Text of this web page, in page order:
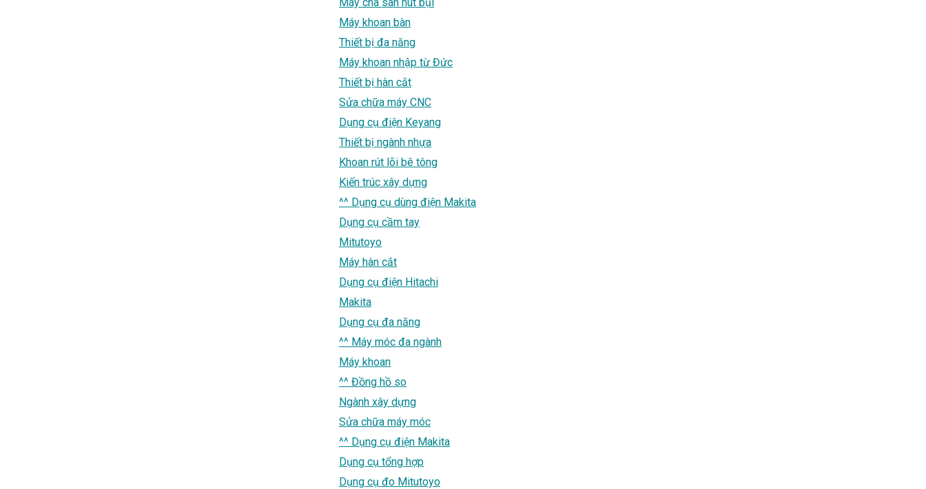
Máy khoan bàn
Thiết bị đa năng
Máy khoan nhập từ Đức
Thiết bị hàn cắt
Sửa chữa máy CNC
Dụng cụ điện Keyang
Thiết bị ngành nhựa
Khoan rút lõi bê tông
Kiến trúc xây dựng
^^ Dụng cụ dùng điện Makita
Dụng cụ cầm tay
Mitutoyo
Máy hàn cắt
Dụng cụ điện Hitachi
Makita
Dụng cụ đa năng
^^ Máy móc đa ngành
Máy khoan
^^ Đồng hồ so
Ngành xây dựng
Sửa chữa máy móc
^^ Dụng cụ điện Makita
Dụng cụ tổng hợp
Dụng cụ đo Mitutoyo